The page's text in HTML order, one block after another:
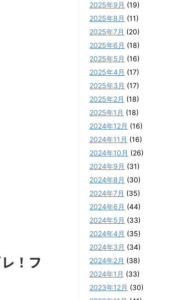
！フ
2025年9月 (19)
2025年8月 (11)
2025年7月 (20)
2025年6月 (18)
2025年5月 (16)
2025年4月 (17)
2025年3月 (17)
2025年2月 (18)
2025年1月 (18)
2024年12月 (16)
2024年11月 (16)
2024年10月 (26)
2024年9月 (31)
2024年8月 (30)
2024年7月 (35)
2024年6月 (44)
2024年5月 (33)
2024年4月 (35)
2024年3月 (34)
2024年2月 (38)
2024年1月 (33)
2023年12月 (30)